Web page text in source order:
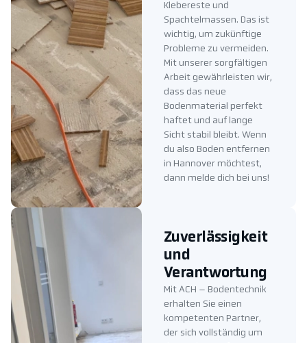
Klebereste und
Spachtelmassen. Das ist
wichtig, um zukünftige
Probleme zu vermeiden.
Mit unserer sorgfältigen
Arbeit gewährleisten wir,
dass das neue
Bodenmaterial perfekt
haftet und auf lange
Sicht stabil bleibt. Wenn
du also Boden entfernen
in Hannover möchtest,
dann melde dich bei uns!
Zuverlässigkeit
und
Verantwortung
Mit ACH – Bodentechnik
erhalten Sie einen
kompetenten Partner,
der sich vollständig um